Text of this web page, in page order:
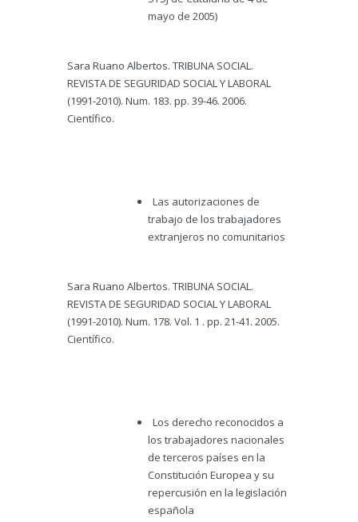
mayo de 2005)
Sara Ruano Albertos. TRIBUNA SOCIAL.
REVISTA DE SEGURIDAD SOCIAL Y LABORAL
(1991-2010). Num. 183. pp. 39-46. 2006.
Científico.
Las autorizaciones de
trabajo de los trabajadores
extranjeros no comunitarios
Sara Ruano Albertos. TRIBUNA SOCIAL.
REVISTA DE SEGURIDAD SOCIAL Y LABORAL
(1991-2010). Num. 178. Vol. 1 . pp. 21-41. 2005.
Científico.
Los derecho reconocidos a
los trabajadores nacionales
de terceros países en la
Constitución Europea y su
repercusión en la legislación
española